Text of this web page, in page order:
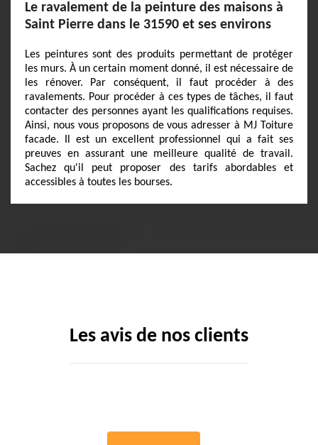
Le ravalement de la peinture des maisons à
Saint Pierre dans le 31590 et ses environs
Les peintures sont des produits permettant de protéger
les murs. À un certain moment donné, il est nécessaire de
les rénover. Par conséquent, il faut procéder à des
ravalements. Pour procéder à ces types de tâches, il faut
contacter des personnes ayant les qualifications requises.
Ainsi, nous vous proposons de vous adresser à MJ Toiture
facade. Il est un excellent professionnel qui a fait ses
preuves en assurant une meilleure qualité de travail.
Sachez qu'il peut proposer des tarifs abordables et
accessibles à toutes les bourses.
Les avis de nos clients